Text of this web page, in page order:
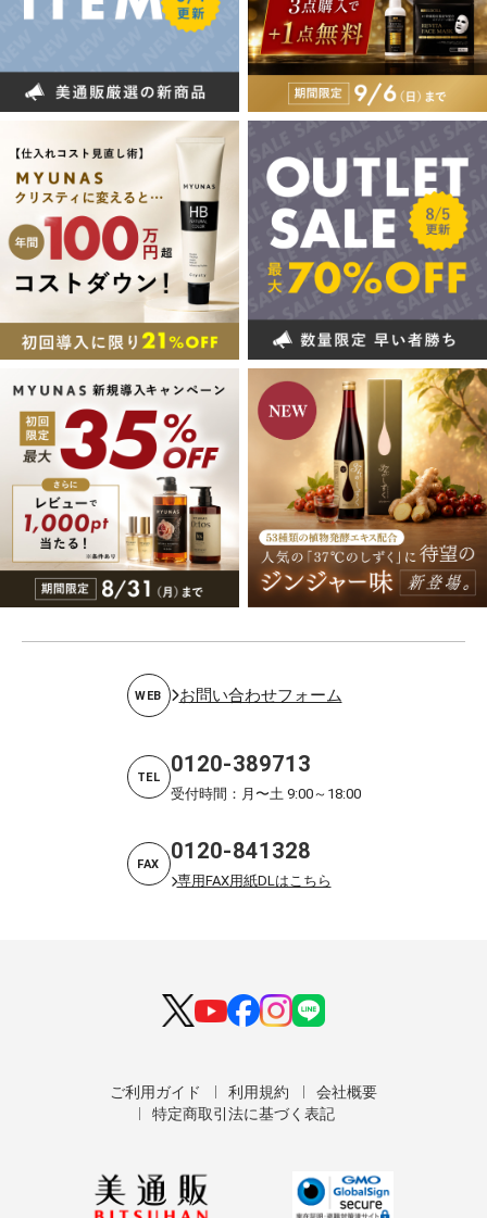
WEB お問い合わせフォーム
TEL 0120-389713
受付時間：月〜土 9:00～18:00
FAX 0120-841328
専用FAX用紙DLはこちら
ご利用ガイド 利用規約
会社概要
特定商取引法に基づく表記